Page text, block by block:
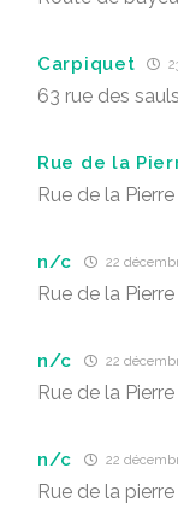
Carpiquet
63 rue des sauls
Rue de la
Rue de la Pierre
n/c 22
Rue de la Pierre
n/c 22
Rue de la Pierre
n/c 22
Rue de la pierre